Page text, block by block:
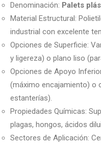
Denominación: Palets
Material Estructural:
industrial con excelente
Opciones de Superficie:
y ligereza) o plano liso
Opciones de Apoyo
(máximo encajamiento) o
estanterías).
Propiedades Químicas:
plagas, hongos, ácidos
Sectores de Aplicación: